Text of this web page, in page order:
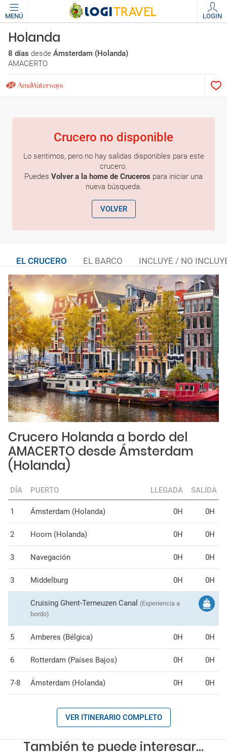
MENÚ LOGIN
Holanda
8 días desde Ámsterdam (Holanda)
AMACERTO
Crucero no disponible
Lo sentimos, pero no hay salidas disponibles para este
crucero.
Puedes Volver a la home de Cruceros para iniciar una
nueva búsqueda.
VOLVER
EL CRUCERO EL BARCO INCLUYE / NO
Crucero Holanda a bordo del
AMACERTO desde Ámsterdam
(Holanda)
DÍA PUERTO LLEGADA SALIDA
1 Ámsterdam (Holanda) 0H 0H
2 Hoorn (Holanda) 0H 0H
3 Navegación 0H 0H
3 Middelburg 0H 0H
Cruising Ghent-Terneuzen Canal (Experiencia a
bordo)
5 Amberes (Bélgica) 0H 0H
6 Rotterdam (Países Bajos) 0H 0H
7-8 Ámsterdam (Holanda) 0H 0H
VER ITINERARIO COMPLETO
También te puede interesar...